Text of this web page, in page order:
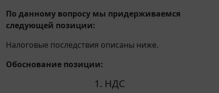
По данному вопросу мы придерживаемся
следующей позиции:
Налоговые последствия описаны ниже.
Обоснование позиции:
1. НДС